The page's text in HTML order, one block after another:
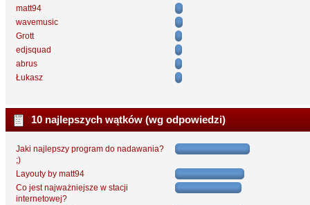
matt94
wavemusic
Grott
edjsquad
abrus
Łukasz
10 najlepszych wątków (wg odpowiedzi)
Jaki najlepszy program do nadawania?
;)
Layouty by matt94
Co jest najważniejsze w stacji
internetowej?